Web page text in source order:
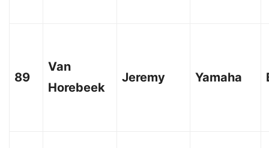
89
Van
Horebeek
Jeremy Yamaha